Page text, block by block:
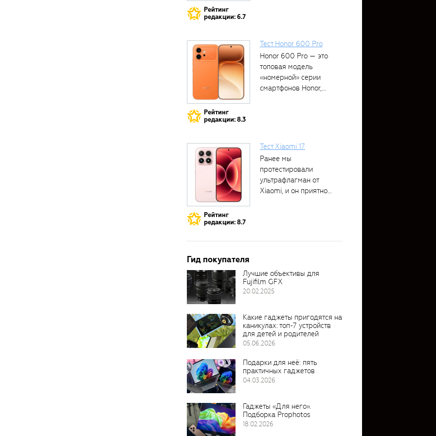
Рейтинг
редакции: 6.7
Рейтинг
редакции: 8.3
Тест Honor 600 Pro
Honor 600 Pro — это
топовая модель
«номерной» серии
смартфонов Honor,...
Рейтинг
редакции: 8.7
Тест Xiaomi 17
Ранее мы
протестировали
ультрафлагман от
Xiaomi, и он приятно
Гид покупателя
Лучшие объективы для
Fujifilm GFX
20.02.2025
Какие гаджеты пригодятся на
каникулах: топ-7 устройств
для детей и родителей
05.06.2026
Подарки для неё: пять
практичных гаджетов
04.03.2026
Гаджеты «Для него».
Подборка Prophotos
18.02.2026